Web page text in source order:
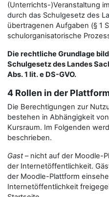
(Unterrichts-)Veranstaltung
durch das Schulgesetz des
übertragenen Aufgaben (§ 1
schulorganisatorische
Die rechtliche Grundlage
Schulgesetz des Landes
Abs. 1 lit. e DS-GVO.
4 Rollen in der
Die Berechtigungen zur
bestehen in Abhängigkeit
Kursraum. Im Folgenden
beschrieben.
Gast– nicht auf der Moodle-
der Internetöffentlichkeit.
der Moodle-Plattform
Internetöffentlichkeit